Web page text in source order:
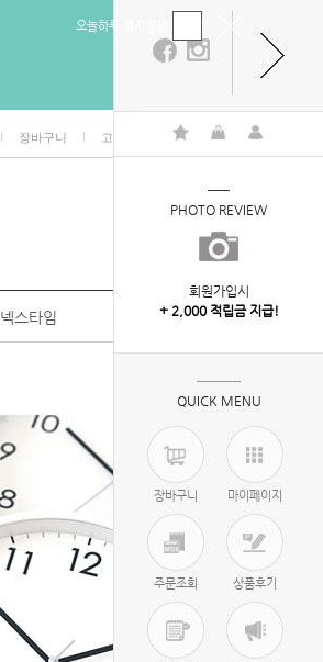
PHOTO REVIEW
회원가입시
+ 2,000 적립금 지급!
QUICK MENU
장바구니 마이페이지
주문조회 상품후기
오늘하루 열지않음
장바구니 고객센터 마이페이지
넥스타임 특판/대량구매